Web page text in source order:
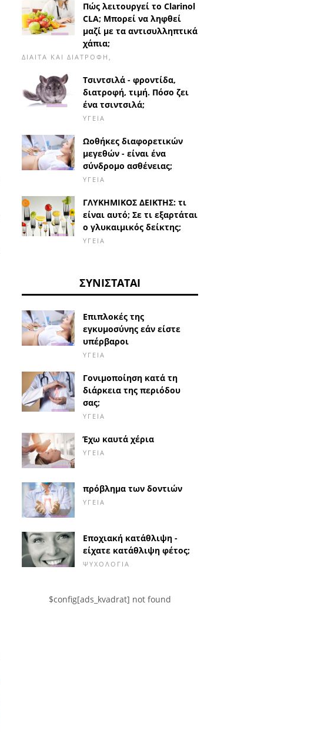
Πώς λειτουργεί το Clarinol
CLA; Μπορεί να ληφθεί
μαζί με τα αντισυλληπτικά
χάπια;
ΔΊΑΙΤΑ ΚΑΙ ΔΙΑΤΡΟΦΉ,
Τσιντσιλά - φροντίδα,
διατροφή, τιμή. Πόσο ζει
ένα τσιντσιλά;
ΥΓΕΊΑ
Ωοθήκες διαφορετικών
μεγεθών - είναι ένα
σύνδρομο ασθένειας;
ΥΓΕΊΑ
ΓΛΥΚΗΜΙΚΟΣ ΔΕΙΚΤΗΣ: τι
είναι αυτό; Σε τι εξαρτάται
ο γλυκαιμικός δείκτης;
ΥΓΕΊΑ
ΣΥΝΙΣΤΆΤΑΙ
Επιπλοκές της
εγκυμοσύνης εάν είστε
υπέρβαροι
ΥΓΕΊΑ
Γονιμοποίηση κατά τη
διάρκεια της περιόδου
σας;
ΥΓΕΊΑ
Έχω καυτά χέρια
ΥΓΕΊΑ
πρόβλημα των δοντιών
ΥΓΕΊΑ
Εποχιακή κατάθλιψη -
είχατε κατάθλιψη φέτος;
ΨΥΧΟΛΟΓΊΑ
$config[ads_kvadrat] not found